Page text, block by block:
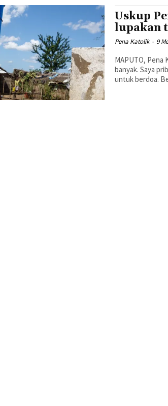
Uskup
lupakan
Pena Katolik - 9
MAPUTO, Pena
banyak. Saya
untuk berdoa.